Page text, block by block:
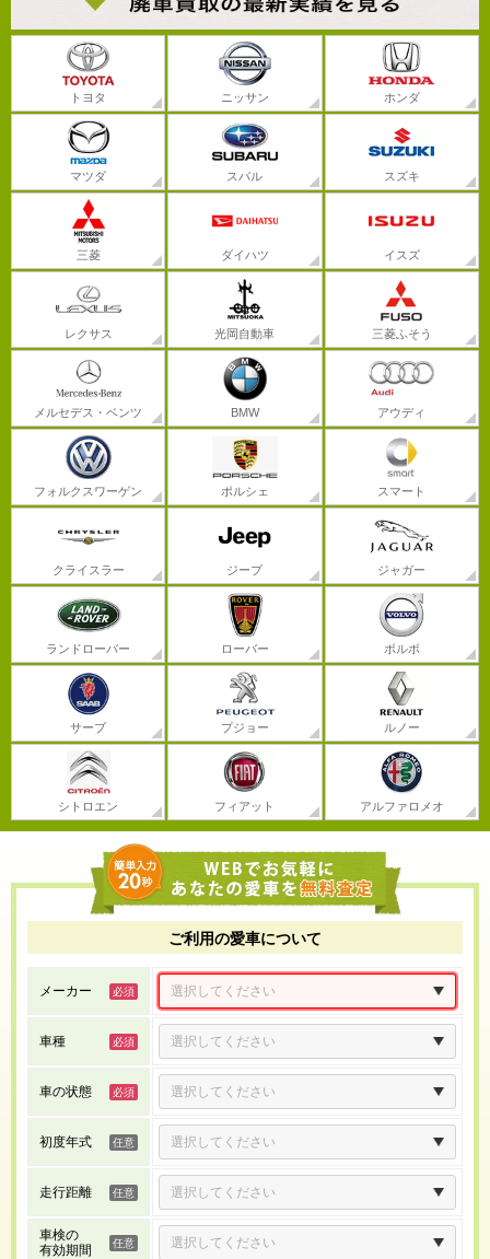
トヨタ ニッサン ホンダ
マツダ スバル スズキ
三菱 ダイハツ イスズ
レクサス 光岡自動車 三菱ふそう
メルセデス・ベンツ BMW アウディ
フォルクスワーゲン ポルシェ スマート
クライスラー ジープ ジャガー
ランドローバー ローバー ボルボ
サーブ プジョー ルノー
シトロエン フィアット アルファロメオ
ご利用の愛車について
メーカー
車種
車の状態
初度年式
走行距離
車検の
有効期間